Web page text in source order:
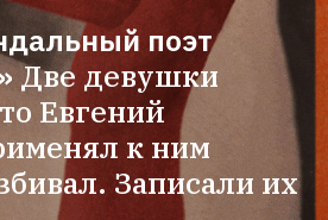
поэт
Две девушки
Евгений
к ним
Записали их